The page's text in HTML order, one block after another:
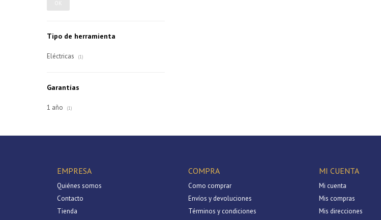
OK
Tipo de herramienta
Eléctricas (1)
Garantías
1 año (1)
EMPRESA
Quiénes somos
Contacto
Tienda
COMPRA
Como comprar
Envíos y devoluciones
Términos y condiciones
MI CUENTA
Mi cuenta
Mis compras
Mis direcciones